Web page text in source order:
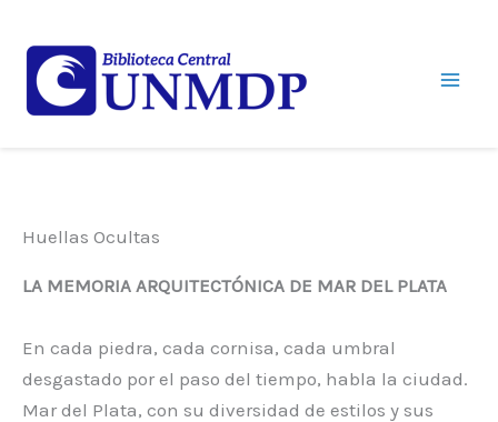
contenido
Lunes a viernes de
08:00 a 20:00
Huellas Ocultas
LA MEMORIA ARQUITECTÓNICA DE MAR DEL PLATA
En cada piedra, cada cornisa, cada umbral
desgastado por el paso del tiempo, habla la ciudad.
Mar del Plata, con su diversidad de estilos y sus